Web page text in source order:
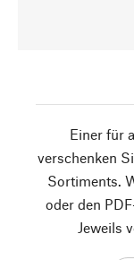
Einer für
verschenken
Sortiments.
oder den
Jeweils